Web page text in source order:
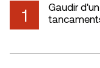
1
Gaudir